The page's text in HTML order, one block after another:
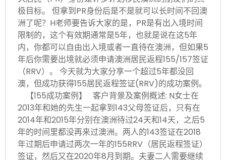
极目标。 但拿到PR身份后是不是就可以长时间不回澳
洲了呢？H老师要告诉大家的是，PR是有出入境时间
限制的，这个有效期通常是5年，也就是说在这5年
内，你都可以自由出入境或者一直待在澳洲，但如果5
年后你需要出境就必须申请澳洲居民返程155/157签证
（RRV）。 今天就为大家分享一个超过5年都没回
澳，但成功获得155居民返程签证(RRV)的成功案例。
【155成功案例】 客户背景及案例概述: N女士在
2013年和她的先生一起拿到143父母签证后，只有在
2014年和2015年分别在澳洲待过24天和14天，之后5
年的时间里都没再来过澳洲。两人的143签证在2018
年过期后申请过两次一年的155RRV（居民返程签证）
签证，然后又在2020年8月到期。夫妻二人需要继续